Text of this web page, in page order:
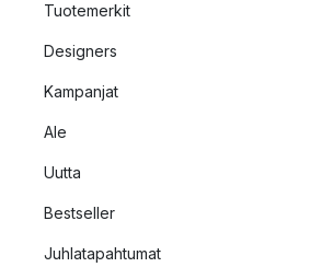
Tuotemerkit
Designers
Kampanjat
Ale
Uutta
Bestseller
Juhlatapahtumat